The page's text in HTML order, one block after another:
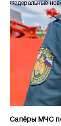
Федеральные
Сапёры МЧС